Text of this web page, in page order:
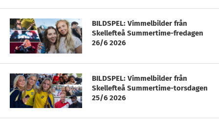
BILDSPEL: Vimmelbilder från
Skellefteå Summertime-fredagen
26/6 2026
BILDSPEL: Vimmelbilder från
Skellefteå Summertime-torsdagen
25/6 2026